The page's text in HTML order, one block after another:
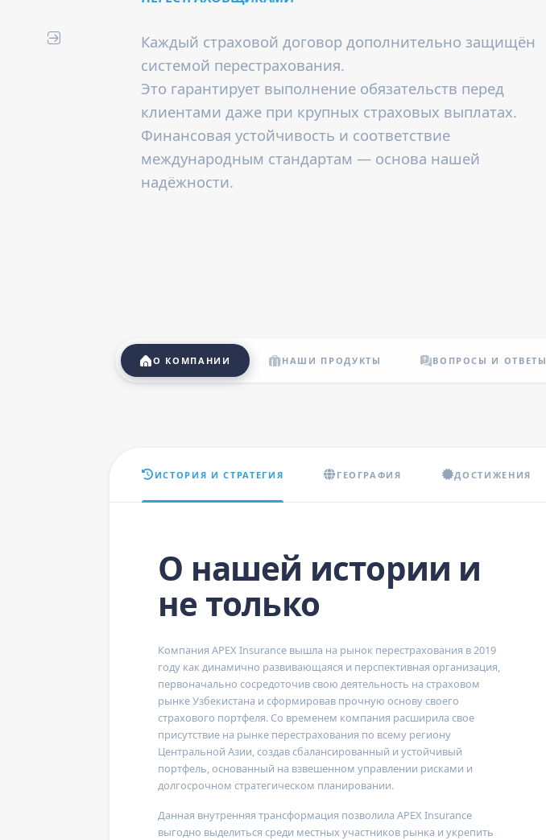
Каждый страховой договор дополнительно защищён
системой перестрахования.
Это гарантирует выполнение обязательств перед
клиентами даже при крупных страховых выплатах.
Финансовая устойчивость и соответствие
международным стандартам — основа нашей
надёжности.
О КОМПАНИИ НАШИ ПРОДУКТЫ ВОПРОСЫ И ОТВЕТЫ
ИСТОРИЯ И СТРАТЕГИЯ ГЕОГРАФИЯ ДОСТИЖЕНИЯ
О нашей истории и
не только
КомпанияAPEX Insurance вышла на рынок перестрахования в 2019
году как динамично развивающаяся и перспективная организация,
первоначально сосредоточив свою деятельность на страховом
рынке Узбекистана и сформировав прочную основу своего
страхового портфеля. Со временем компания расширила свое
присутствие на рынке перестрахования по всему региону
Центральной Азии, создав сбалансированный и устойчивый
портфель, основанный на взвешенном управлении рисками и
долгосрочном стратегическом планировании.
Данная внутренняя трансформация позволилаAPEX Insurance
выгодно выделиться среди местных участников рынка и укрепить